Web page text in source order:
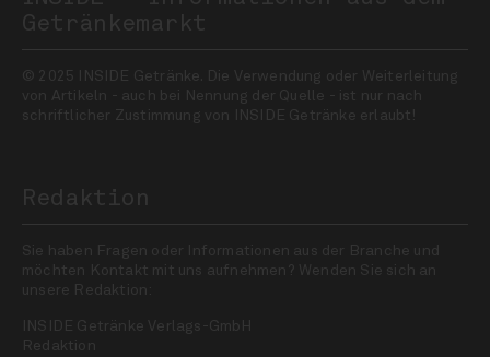
Getränkemarkt
© 2025 INSIDE Getränke. Die Verwendung oder Weiterleitung
von Artikeln - auch bei Nennung der Quelle - ist nur nach
schriftlicher Zustimmung von INSIDE Getränke erlaubt!
Redaktion
Sie haben Fragen oder Informationen aus der Branche und
möchten Kontakt mit uns aufnehmen? Wenden Sie sich an
unsere Redaktion:
INSIDE Getränke Verlags-GmbH
Redaktion